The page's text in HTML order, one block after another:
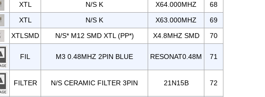
XTL N/S K X64.000MHZ
68
XTL N/S K X63.000MHZ
69
XTLSMD N/S* M12 SMD XTL (PP*) X4.8MHZ SMD 70
FIL M3 0.48MHZ 2PIN BLUE RESONAT0.48M 71
FILTER N/S CERAMIC FILTER 3PIN 21N15B 72